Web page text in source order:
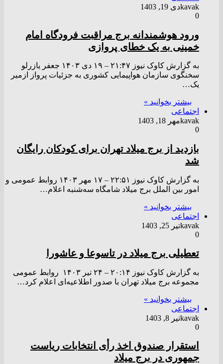
kavakدی 19, 1403
0
ورود هوشمندانه برج مراقبت فرودگاه امام
خمینی به یک خطای پروازی
به گزارش کاوک نیوز ۲۱:۴۷ – ۱۹ دی ۱۴۰۳ جعفر یازرلو
سخنگوی سازمان هواپیمایی کشوری به جزئيات پرواز ازمیر
یک…
بیشتر بخوانید »
اجتماعی
kavakمهر 18, 1403
0
بازدید از برج میلاد تهران برای کودکان رایگان
شد
به گزارش کاوک نیوز ۲۲:۵۱ – ۱۷ مهر ۱۴۰۳ روابط عمومی و
امور بین الملل برج میلاد شامگاه سه‌شنبه اعلام…
بیشتر بخوانید »
اجتماعی
kavakتیر 25, 1403
0
تعطیلی برج میلاد در تاسوعا و عاشورا
به گزارش کاوک نیوز ۲۰:۱۴ – ۲۴ تير ۱۴۰۳ روابط عمومی
مجموعه برج میلاد تهران با صدور اطلاعیه‌ای اعلام کرد…
بیشتر بخوانید »
اجتماعی
kavakتیر 8, 1403
0
استقرار صندوق اخذ رأی انتخابات ریاست
جمهوری در برج میلاد